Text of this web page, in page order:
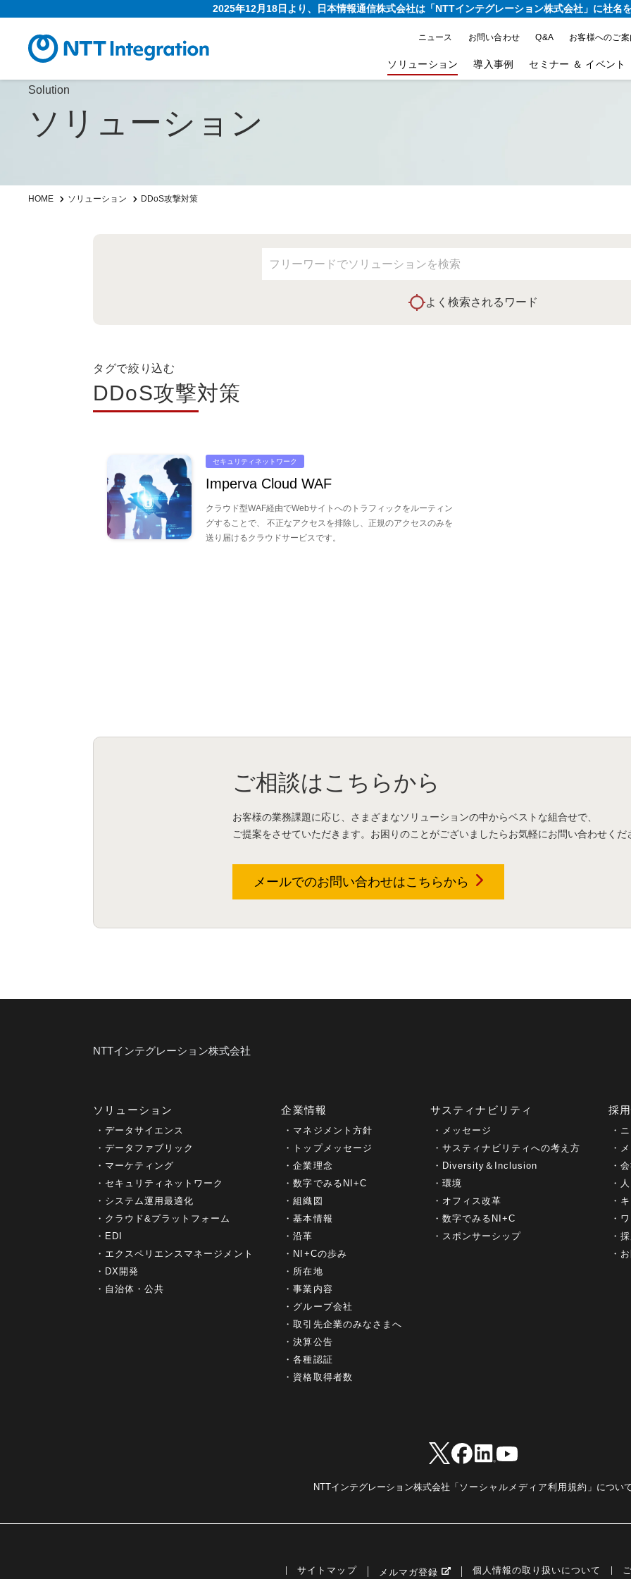
2025年12月18日より、日本情報通信株式会社は「NTTインテグレーション株式会社」に社名
ニュース お問い合わせ Q&A お客様へのご
ソリューション 導入事例 セミナー ＆ イベント
Solution
ソリューション
HOME ソリューション DDoS攻撃対策
よく検索されるワード
タグで絞り込む
DDoS攻撃対策
セキュリティネットワーク
Imperva Cloud WAF
クラウド型WAF経由でWebサイトへのトラフィックをルーティン
グすることで、 不正なアクセスを排除し、正規のアクセスのみを
送り届けるクラウドサービスです。
ご相談はこちらから
お客様の業務課題に応じ、さまざまなソリューションの中からベストな組合せで、
ご提案をさせていただきます。お困りのことがございましたらお気軽にお問い合わせくだ
メールでのお問い合わせはこちらから
NTTインテグレーション株式会社
ソリューション
データサイエンス
データファブリック
マーケティング
セキュリティネットワーク
システム運用最適化
クラウド&プラットフォーム
EDI
エクスペリエンスマネージメント
DX開発
自治体・公共
企業情報
マネジメント方針
トップメッセージ
企業理念
数字でみるNI+C
組織図
基本情報
沿革
NI+Cの歩み
所在地
事業内容
グループ会社
取引先企業のみなさまへ
決算公告
各種認証
資格取得者数
サスティナビリティ
メッセージ
サスティナビリティへの考え方
Diversity＆Inclusion
環境
オフィス改革
数字でみるNI+C
スポンサーシップ
採
NTTインテグレーション株式会社「 ソーシャルメディア利用規約 」につい
サイトマップ メルマガ登録 個人情報の取り扱いについて